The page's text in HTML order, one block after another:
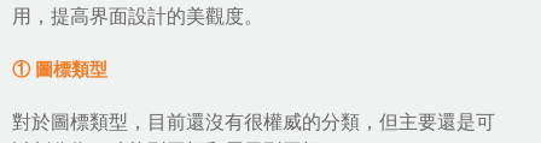
用，提高界面設計的美觀度。
① 圖標類型
對於圖標類型，目前還沒有很權威的分類，但主要還是可